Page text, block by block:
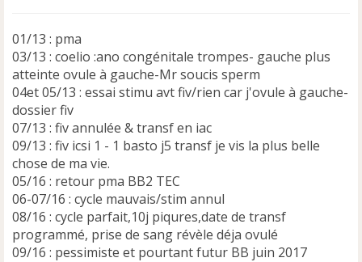
01/13 : pma
03/13 : coelio :ano congénitale trompes- gauche plus
atteinte ovule à gauche-Mr soucis sperm
04et 05/13 : essai stimu avt fiv/rien car j'ovule à gauche-
dossier fiv
07/13 : fiv annulée & transf en iac
09/13 : fiv icsi 1 - 1 basto j5 transf je vis la plus belle
chose de ma vie.
05/16 : retour pma BB2 TEC
06-07/16 : cycle mauvais/stim annul
08/16 : cycle parfait,10j piqures,date de transf
programmé, prise de sang révèle déja ovulé
09/16 : pessimiste et pourtant futur BB juin 2017